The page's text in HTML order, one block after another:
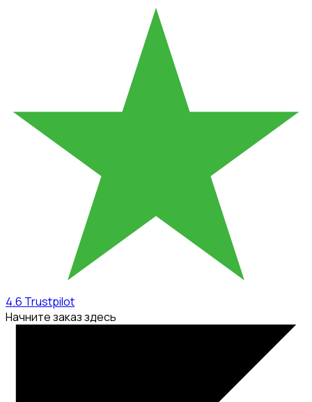
4.6 Trustpilot
Начните заказ здесь